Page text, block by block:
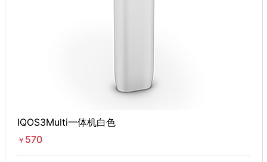
IQOS3Multi一体机白色
￥ 570